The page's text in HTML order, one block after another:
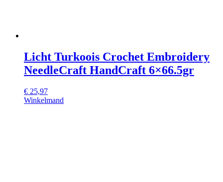
Licht Turkoois Crochet Embroidery
NeedleCraft HandCraft 6×66.5gr
€ 25,97
Winkelmand